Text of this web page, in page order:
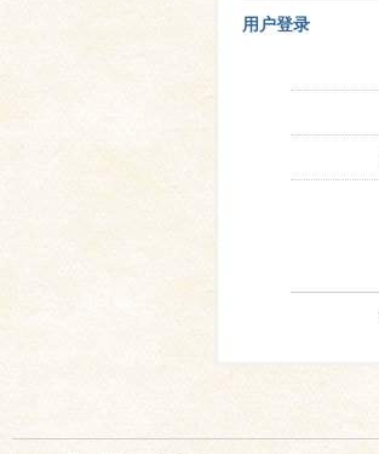
用户登录